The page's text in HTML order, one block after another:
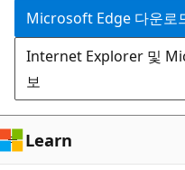
건
너
뛰
기
Microsoft Edge 다운로
Internet Explorer 및
보
Learn